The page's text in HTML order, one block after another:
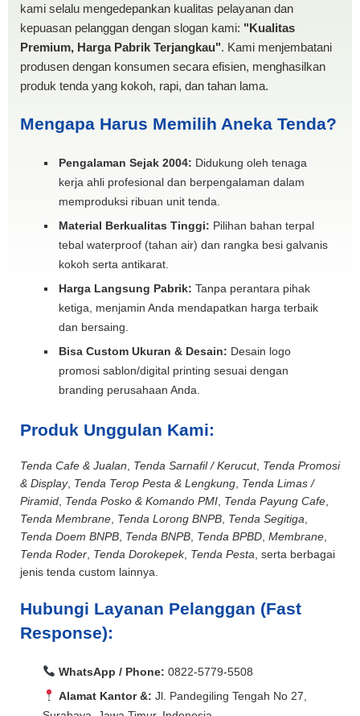
kami selalu mengedepankan kualitas pelayanan dan
kepuasan pelanggan dengan slogan kami: "Kualitas
Premium, Harga Pabrik Terjangkau". Kami menjembatani
produsen dengan konsumen secara efisien, menghasilkan
produk tenda yang kokoh, rapi, dan tahan lama.
Mengapa Harus Memilih Aneka Tenda?
Pengalaman Sejak 2004: Didukung oleh tenaga
kerja ahli profesional dan berpengalaman dalam
memproduksi ribuan unit tenda.
Material Berkualitas Tinggi: Pilihan bahan terpal
tebal waterproof (tahan air) dan rangka besi galvanis
kokoh serta antikarat.
Harga Langsung Pabrik: Tanpa perantara pihak
ketiga, menjamin Anda mendapatkan harga terbaik
dan bersaing.
Bisa Custom Ukuran & Desain: Desain logo
promosi sablon/digital printing sesuai dengan
branding perusahaan Anda.
Produk Unggulan Kami:
Tenda Cafe & Jualan Tenda Sarnafil / Kerucut, Tenda Promosi
& Display, Tenda Terop Pesta & Lengkung Tenda Limas /
Piramid Tenda Posko & Komando PMI Tenda Payung Cafe
Tenda Membrane Tenda Lorong BNPB Tenda Segitiga
Tenda Doem BNPB Tenda BNPB Tenda BPBD Membrane
Tenda Roder Tenda Dorokepek, Tenda Pesta , serta berbagai
jenis tenda custom lainnya.
Hubungi Layanan Pelanggan (Fast
Response):
WhatsApp / Phone: 0822-5779-5508
Alamat Kantor &: Jl. Pandegiling Tengah No 27,